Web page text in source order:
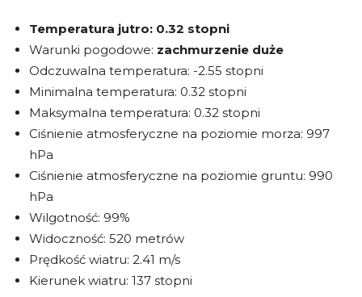
Temperatura jutro: 0.32 stopni
Warunki pogodowe: zachmurzenie duże
Odczuwalna temperatura: -2.55 stopni
Minimalna temperatura: 0.32 stopni
Maksymalna temperatura: 0.32 stopni
Ciśnienie atmosferyczne na poziomie morza: 997
hPa
Ciśnienie atmosferyczne na poziomie gruntu: 990
hPa
Wilgotność: 99%
Widoczność: 520 metrów
Prędkość wiatru: 2.41 m/s
Kierunek wiatru: 137 stopni